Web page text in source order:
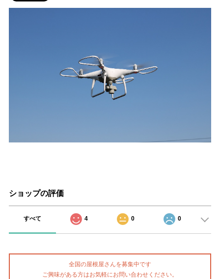
ショップの評価
すべて 4 0 0
全国の屋根屋さんを募集中です
ご興味がある方はお気軽にお問い合わせください。